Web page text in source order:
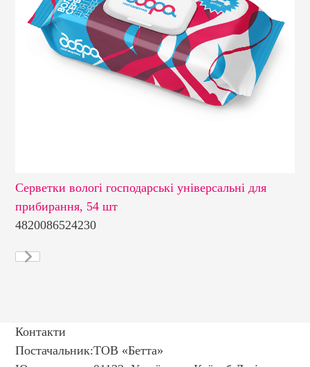
Серветки вологі господарські універсальні для
прибирання, 54 шт
4820086524230
Контакти
Постачальник:ТОВ «Бетта»